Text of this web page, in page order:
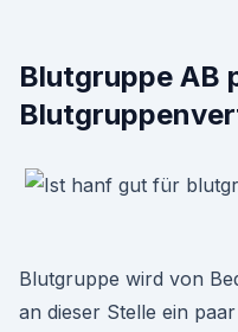
Blutgruppe AB
Blutgruppe wird von
an dieser Stelle ein